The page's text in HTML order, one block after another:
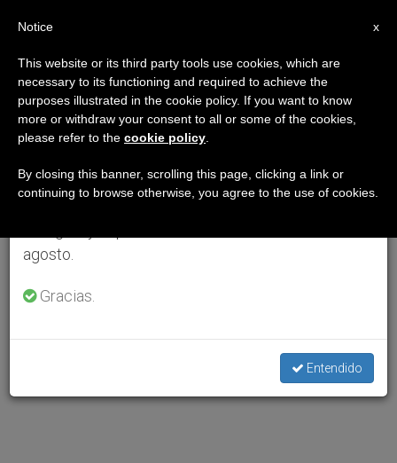
×
Aviso importante
Del 27 de julio al 7 de agosto haremos la pausa
anual, aprovechando que en el periodo de verano
se generan menos informaciones y también el
agosto.
Gracias.
Entendido
x
Notice
This website or its third party tools use cookies, which are
necessary to its functioning and required to achieve the
purposes illustrated in the cookie policy. If you want to know
more or withdraw your consent to all or some of the cookies,
please refer to the cookie policy
By closing this banner, scrolling this page, clicking a link or
continuing to browse otherwise, you agree to the use of cookies.